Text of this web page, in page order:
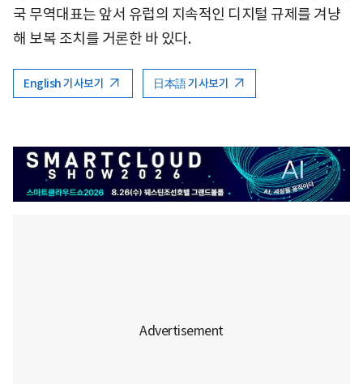
국 무역대표는 앞서 유럽의 지속적인 디지털 규제를 겨냥
해 보복 조치를 거론한 바 있다.
English 기사보기 日本語 기사보기